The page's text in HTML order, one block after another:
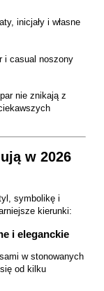
inicjały i własne
i casual noszony
nie znikają z
w 2026
symbolikę i
kierunki:
i eleganckie
w stonowanych
od kilku